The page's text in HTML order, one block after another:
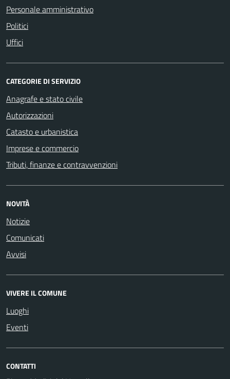
Personale amministrativo
Politici
Uffici
CATEGORIE DI SERVIZIO
Anagrafe e stato civile
Autorizzazioni
Catasto e urbanistica
Imprese e commercio
Tributi, finanze e contravvenzioni
NOVITÀ
Notizie
Comunicati
Avvisi
VIVERE IL COMUNE
Luoghi
Eventi
CONTATTI